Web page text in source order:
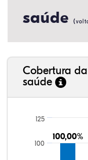
saúde (
Cobertura
saúde
100,00%
100,00%
100
125